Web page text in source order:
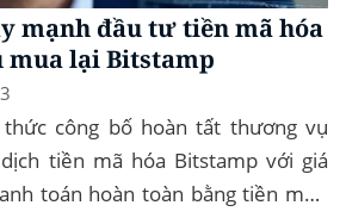
mạnh đầu tư tiền mã hóa
lại Bitstamp
thức công bố hoàn tất thương vụ
tiền mã hóa Bitstamp với giá
toán hoàn toàn bằng tiền mặt.